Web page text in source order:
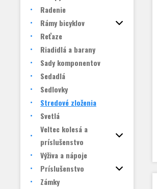
Radenie
Rámy bicyklov
Reťaze
Riadidlá a barany
Sady komponentov
Sedadlá
Sedlovky
Stredové zloženia
Svetlá
Veltec kolesá a
príslušenstvo
Výživa a nápoje
Príslušenstvo
Zámky